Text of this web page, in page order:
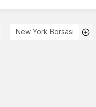
New York Borsası